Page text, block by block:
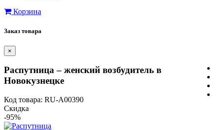
Корзина
Заказ товара
×
Распутница – женский возбудитель в
Новокузнецке
Код товара: RU-A00390
Скидка
-95%